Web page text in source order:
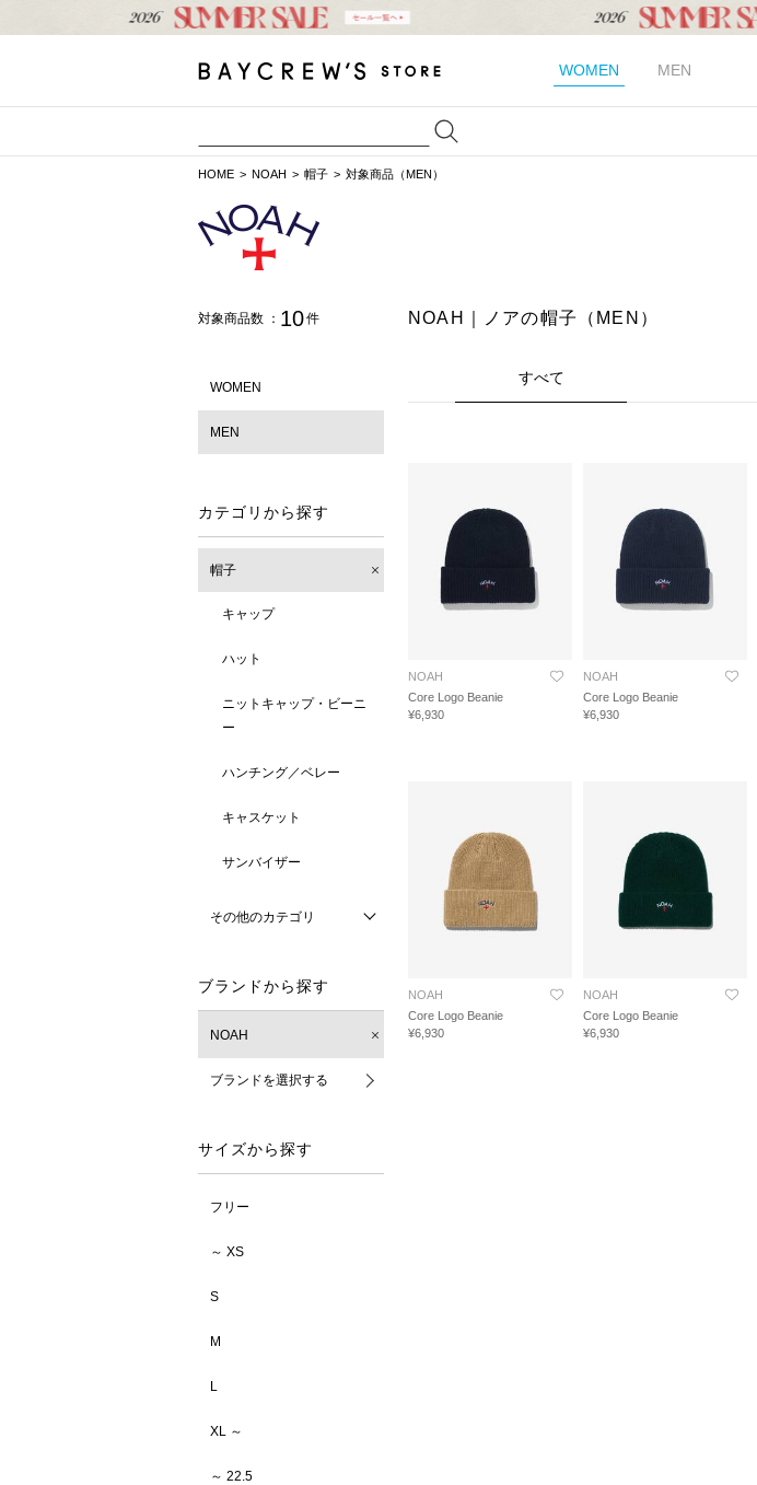
WOMEN MEN
HOME NOAH 帽子 対象商品（MEN）
対象商品数 ： 10件
WOMEN
MEN
カテゴリから探す
帽子
キャップ
ハット
ニットキャップ・ビーニ
ー
ハンチング／ベレー
キャスケット
サンバイザー
その他のカテゴリ
ブランドから探す
NOAH
ブランドを選択する
サイズから探す
フリー
～ XS
S
M
L
XL ～
～ 22.5
NOAH｜ノアの帽子（MEN）
すべて
NOAH
Core Logo Beanie
¥6,930
NOAH
Core Logo Beanie
¥6,930
NOAH
Core Logo Beanie
¥6,930
NOAH
Core Logo Beanie
¥6,930